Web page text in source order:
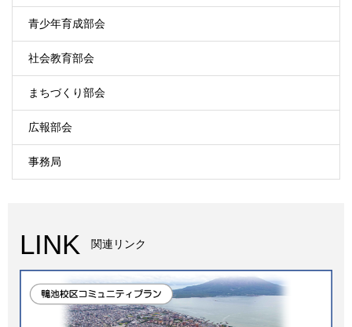
青少年育成部会
社会教育部会
まちづくり部会
広報部会
事務局
LINK 関連リンク